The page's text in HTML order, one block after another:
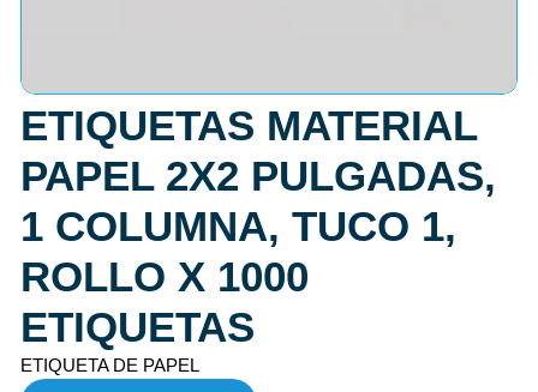
ETIQUETAS MATERIAL
PAPEL 2X2 PULGADAS,
1 COLUMNA, TUCO 1,
ROLLO X 1000
ETIQUETAS
ETIQUETA DE PAPEL